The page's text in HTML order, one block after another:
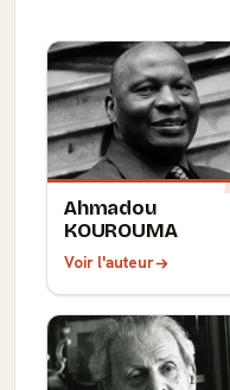
Ahmadou
KOUROUMA
Voir l'auteur